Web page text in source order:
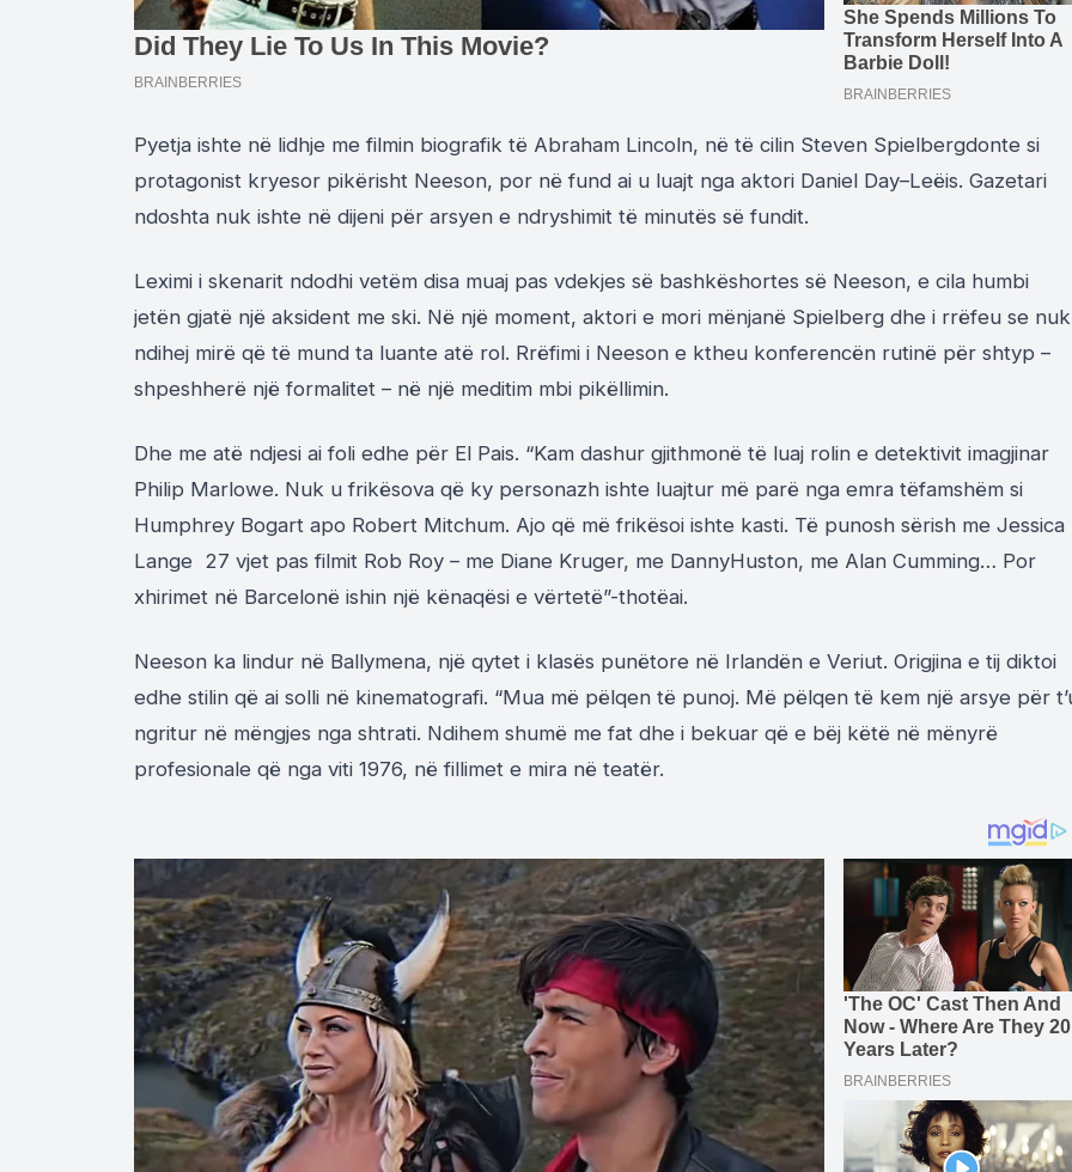
Pyetja ishte në lidhje me filmin biografik të Abraham Lincoln, në të cilin Steven Spielbergdonte si
protagonist kryesor pikërisht Neeson, por në fund ai u luajt nga aktori Daniel Day–Leëis. Gazetari
ndoshta nuk ishte në dijeni për arsyen e ndryshimit të minutës së fundit.
Leximi i skenarit ndodhi vetëm disa muaj pas vdekjes së bashkëshortes së Neeson, e cila humbi
jetën gjatë një aksident me ski. Në një moment, aktori e mori mënjanë Spielberg dhe i rrëfeu se nuk
ndihej mirë që të mund ta luante atë rol. Rrëfimi i Neeson e ktheu konferencën rutinë për shtyp –
shpeshherë një formalitet – në një meditim mbi pikëllimin.
Dhe me atë ndjesi ai foli edhe për El Pais. “Kam dashur gjithmonë të luaj rolin e detektivit imagjinar
Philip Marlowe. Nuk u frikësova që ky personazh ishte luajtur më parë nga emra tëfamshëm si
Humphrey Bogart apo Robert Mitchum. Ajo që më frikësoi ishte kasti. Të punosh sërish me Jessica
Lange 27 vjet pas filmit Rob Roy – me Diane Kruger, me DannyHuston, me Alan Cumming… Por
xhirimet në Barcelonë ishin një kënaqësi e vërtetë”-thotëai.
Neeson ka lindur në Ballymena, një qytet i klasës punëtore në Irlandën e Veriut. Origjina e tij diktoi
edhe stilin që ai solli në kinematografi. “Mua më pëlqen të punoj. Më pëlqen të kem një arsye për
ngritur në mëngjes nga shtrati. Ndihem shumë me fat dhe i bekuar që e bëj këtë në mënyrë
profesionale që nga viti 1976, në fillimet e mira në teatër.